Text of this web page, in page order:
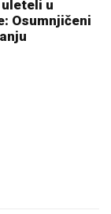
u
Osumnjičeni